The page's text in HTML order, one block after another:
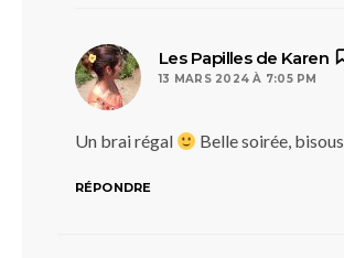
Les Papilles de Karen
13 MARS 2024 À 7:05 PM
Un brai régal Belle soirée, bisous
RÉPONDRE